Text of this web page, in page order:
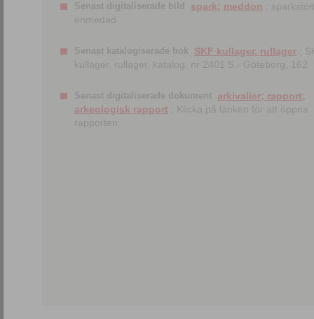
Senast digitaliserade bild spark; meddon ;
enmedad
Senast katalogiserade bok SKF kullager, rullager ;
kullager, rullager, katalog. nr 2401 S.- Göteborg, 162
Senast digitaliserade dokument arkivalier; rapport;
arkeologisk rapport ; Klicka på länken för att öppna
rapporten